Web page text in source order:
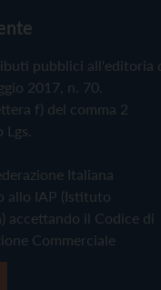
pubblici all'editoria
2017, n. 70.
f) del comma 2
Lgs.
Italiana
allo IAP (Istituto
accettando il Codice di
Commerciale